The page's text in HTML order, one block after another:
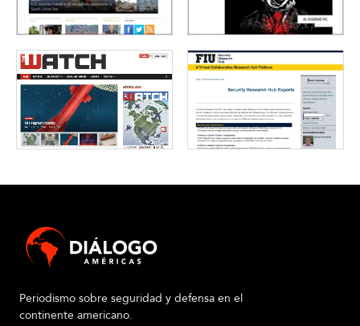
Periodismo sobre seguridad y defensa en el
continente americano.